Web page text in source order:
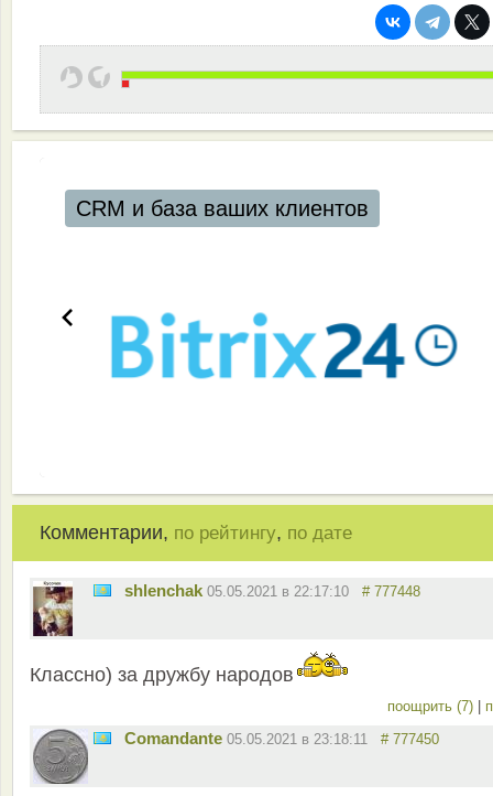
CRM и база ваших клиентов
Комментарии, по рейтингу, по дате
shlenchak 05.05.2021 в 22:17:10 # 777448
Классно) за дружбу народов
поощрить (7)
Comandante 05.05.2021 в 23:18:11 # 777450